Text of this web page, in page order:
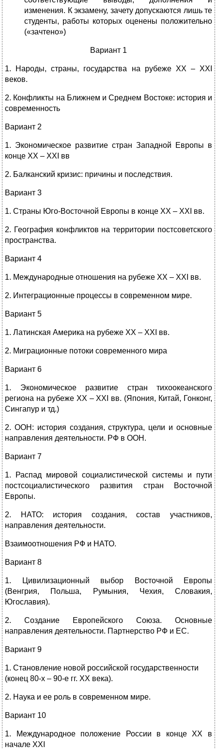
изменения. К экзамену, зачету допускаются лишь те
студенты, работы которых оценены положительно
(«зачтено»)
Вариант 1
1. Народы, страны, государства на рубеже ХХ – ХХI
веков.
2. Конфликты на Ближнем и Среднем Востоке: история и
современность
Вариант 2
1. Экономическое развитие стран Западной Европы в
конце ХХ – ХХI вв
2. Балканский кризис: причины и последствия.
Вариант 3
1. Страны Юго-Восточной Европы в конце ХХ – ХХI вв.
2. География конфликтов на территории постсоветского
пространства.
Вариант 4
1. Международные отношения на рубеже ХХ – ХХI вв.
2. Интеграционные процессы в современном мире.
Вариант 5
1. Латинская Америка на рубеже ХХ – ХХI вв.
2. Миграционные потоки современного мира
Вариант 6
1. Экономическое развитие стран тихоокеанского
региона на рубеже ХХ – ХХI вв. (Япония, Китай, Гонконг,
Сингапур и тд.)
2. ООН: история создания, структура, цели и основные
направления деятельности. РФ в ООН.
Вариант 7
1. Распад мировой социалистической системы и пути
постсоциалистического развития стран Восточной
Европы.
2. НАТО: история создания, состав участников,
направления деятельности.
Взаимоотношения РФ и НАТО.
Вариант 8
1. Цивилизационный выбор Восточной Европы
(Венгрия, Польша, Румыния, Чехия, Словакия,
Югославия).
2. Создание Европейского Союза. Основные
направления деятельности. Партнерство РФ и ЕС.
Вариант 9
1. Становление новой российской государственности
(конец 80-х – 90-е гг. ХХ века).
2. Наука и ее роль в современном мире.
Вариант 10
1. Международное положение России в конце ХХ в
начале ХХI